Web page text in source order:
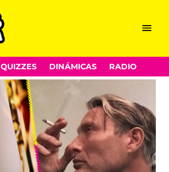
Menu
QUIZZES DINÁMICAS RADIO